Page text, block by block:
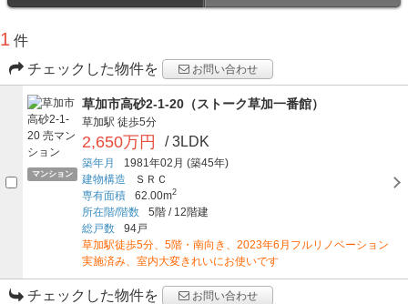
1 件
チェックした物件を
お問い合わせ
マンション
草加市高砂2-1-20（ストーク草加一番館）
草加駅 徒歩5分
2,650万円 / 3LDK
築年月 1981年02月 (築45年)
建物構造
ＳＲＣ
専有面積
62.00m2
所在階/階数 5階 /12階建
総戸数
94戸
草加駅徒歩5分、5階・南向き、2023年6月フルリノベーション
実施済み、室内大変きれいにお使いです
チェックした物件を お問い合わせ